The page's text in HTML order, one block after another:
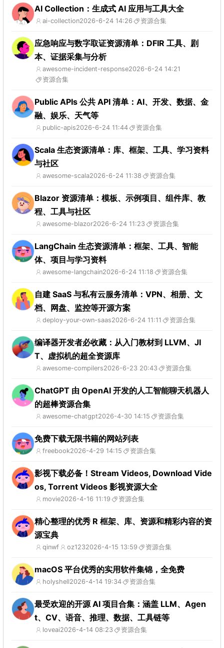
AI Collection：生成式 AI 应用与工具大全
ai-collection2026-6-24 14:26 资源合集
应急响应与数字取证资源清单：DFIR 工具、剧
本、证据采集与分析
awesome-incident-response2026-6-24 14:21
资源合集
Public APIs 公共 API 清单：AI、开发、数据、金
融、娱乐、天气等
public-apis2026-6-24 11:44 资源合集
Scala 生态资源清单：库、框架、工具、学习资料
与社区
awesome-scala2026-6-24 11:38 资源合集
Blazor 资源清单：模板、示例项目、组件库、教
程、工具与社区
awesome-blazor2026-6-24 11:23 资源合集
LangChain 生态资源清单：框架、工具、智能
体、项目与学习资料
awesome-langchain2026-6-24 11:18 资源合集
自建 SaaS 与私有云服务清单：VPN、相册、文
档、网盘、监控等开源方案
deploy-your-own-saas2026-6-24 11:11 资源合集
编译器开发者必收藏：从入门教材到 LLVM、JI
T、虚拟机的超全资源库
awesome-compilers2026-6-23 20:43 资源合集
ChatGPT 由 OpenAI 开发的人工智能聊天机器人
的超棒资源合集
awesome-chatgpt2026-4-30 14:15 资源合集
免费下载无限书籍的网站列表
freebook2026-4-29 14:15 资源合集
影视下载必备！Stream Videos, Download Vide
os, Torrent Videos 影视资源大全
movie2026-4-16 11:19 资源合集
精心整理的优秀 R 框架、库、资源和精彩内容的资
源宝典
qinwf oz1232026-4-15 13:59 资源合集
macOS 平台优秀的实用软件集锦，全免费
holyshell2026-4-14 19:34 资源合集
最受欢迎的开源 AI 项目合集：涵盖 LLM、Agen
t、CV、语音、推理、数据、工具链等
loveai2026-4-14 08:23 资源合集